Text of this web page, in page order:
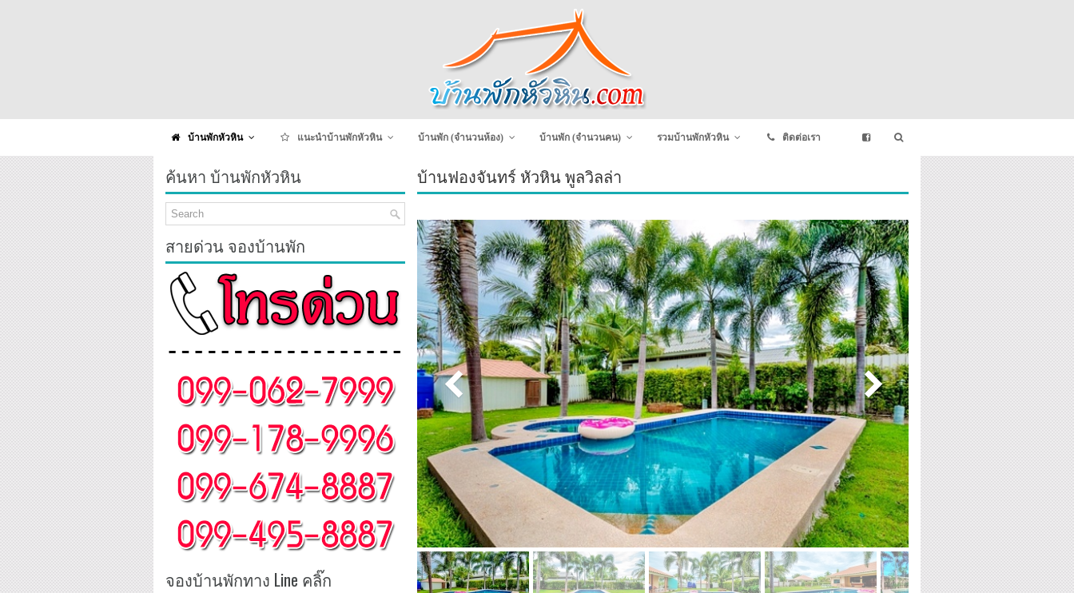
บ้านพักหัวหิน แนะนำบ้านพักหัวหิน บ้านพัก (จำนวนห้อง) บ้านพัก (จำนวนคน) รวมบ้านพักหัวหิน ติดต่อเรา
บ้านฟองจันทร์ หัวหิน พูลวิลล่า
ค้นหา บ้านพักหัวหิน
สายด่วน จองบ้านพัก
จองบ้านพักทาง Line คลิ๊ก